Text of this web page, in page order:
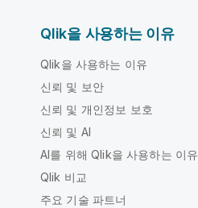
Qlik을 사용하는 이유
Qlik을 사용하는 이유
신뢰 및 보안
신뢰 및 개인정보 보호
신뢰 및 AI
AI를 위해 Qlik을 사용하는 이유
Qlik 비교
주요 기술 파트너